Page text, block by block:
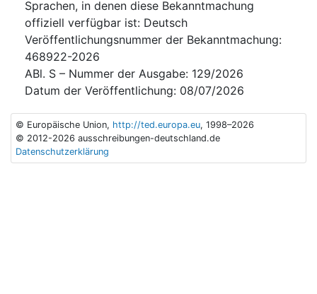
Sprachen, in denen diese Bekanntmachung
offiziell verfügbar ist: Deutsch
Veröffentlichungsnummer der Bekanntmachung:
468922-2026
ABl. S – Nummer der Ausgabe: 129/2026
Datum der Veröffentlichung: 08/07/2026
© Europäische Union, http://ted.europa.eu, 1998–2026
© 2012-2026 ausschreibungen-deutschland.de
Datenschutzerklärung